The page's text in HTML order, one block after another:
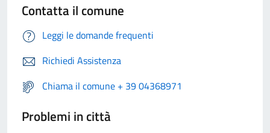
Contatta il comune
Leggi le domande frequenti
Richiedi Assistenza
Chiama il comune + 39 04368971
Problemi in città